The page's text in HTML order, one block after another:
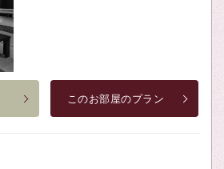
このお部屋のプラン